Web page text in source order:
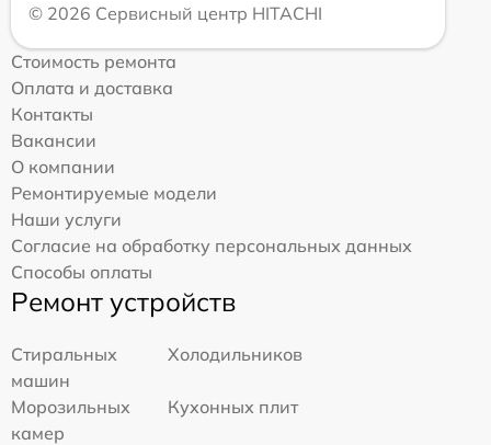
© 2026 Сервисный центр HITACHI
Стоимость ремонта
Оплата и доставка
Контакты
Вакансии
О компании
Ремонтируемые модели
Наши услуги
Согласие на обработку персональных данных
Способы оплаты
Ремонт устройств
Стиральных
машин
Холодильников
Морозильных
камер
Кухонных плит